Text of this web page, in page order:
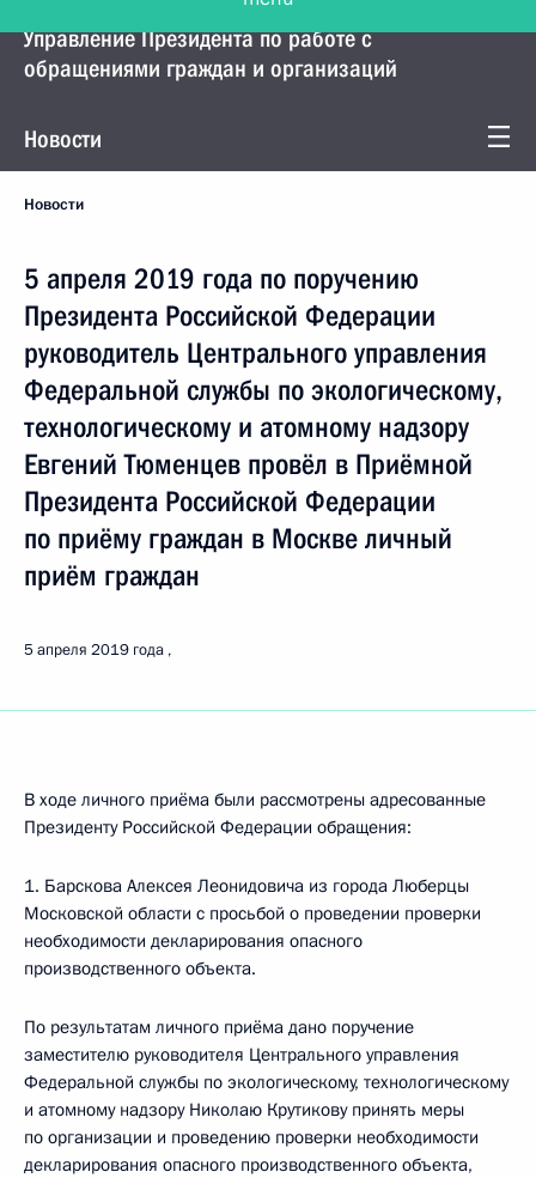
Управление Президента по работе с
обращениями граждан и организаций
Новости
Новости
5 апреля 2019 года по поручению
Президента Российской Федерации
руководитель Центрального управления
Федеральной службы по экологическому,
технологическому и атомному надзору
Евгений Тюменцев провёл в Приёмной
Президента Российской Федерации
по приёму граждан в Москве личный
приём граждан
5 апреля 2019 года
В ходе личного приёма были рассмотрены адресованные
Президенту Российской Федерации обращения:
1. Барскова Алексея Леонидовича из города Люберцы
Московской области с просьбой о проведении проверки
необходимости декларирования опасного
производственного объекта.
По результатам личного приёма дано поручение
заместителю руководителя Центрального управления
Федеральной службы по экологическому, технологическому
и атомному надзору Николаю Крутикову принять меры
по организации и проведению проверки необходимости
декларирования опасного производственного объекта,